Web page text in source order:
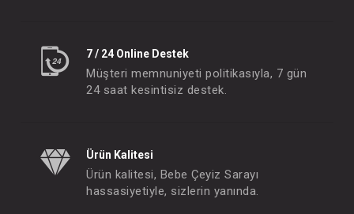
7 / 24 Online Destek
Müşteri memnuniyeti politikasıyla, 7 gün
24 saat kesintisiz destek.
Ürün Kalitesi
Ürün kalitesi, Bebe Çeyiz Sarayı
hassasiyetiyle, sizlerin yanında.